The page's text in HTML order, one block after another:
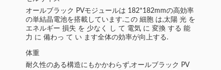
オールブラック PVモジュールは 182*182mmの高効率
の単結晶電池を搭載しています.この 細胞 は,太陽 光 を
エネルギー 損失 を 少なく し て 電気 に 変換 する 能
力 に 備わっ て い ます全体の効率が向上する.
体重
耐久性のある構造にもかかわらず,オールブラック PV